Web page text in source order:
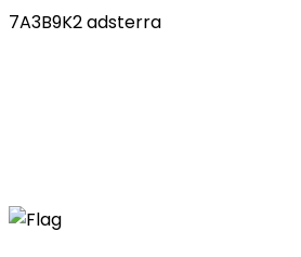
7A3B9K2 adsterra